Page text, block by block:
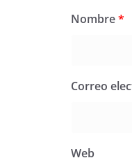
Nombre*
Correo
Web